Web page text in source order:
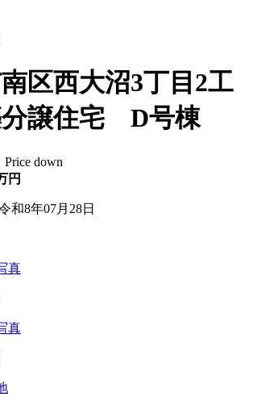
区西大沼3丁目2工
譲住宅 D号棟
Price down
円
和8年07月28日